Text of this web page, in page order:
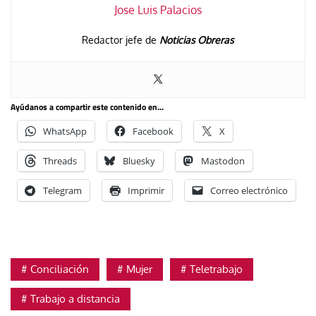
Jose Luis Palacios
Redactor jefe de Noticias Obreras
Ayúdanos a compartir este contenido en...
WhatsApp Facebook X
Threads Bluesky Mastodon
Telegram Imprimir Correo electrónico
Conciliación Mujer Teletrabajo
Trabajo a distancia